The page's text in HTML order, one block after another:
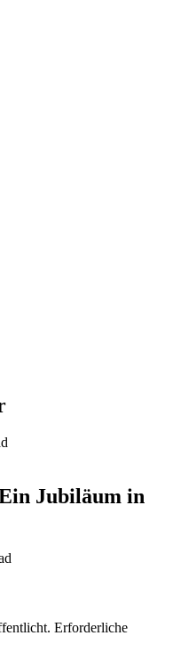
Jubiläum in
Erforderliche